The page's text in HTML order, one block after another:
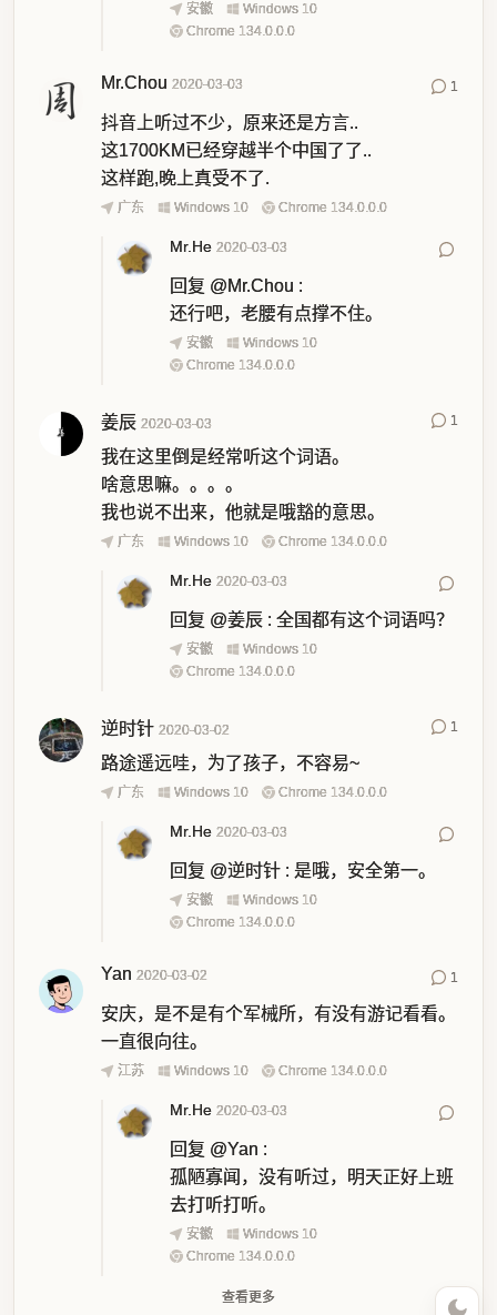
安徽
Windows 10
Chrome 134.0.0.0
Mr.Chou 2020-03-03 1
抖音上听过不少，原来还是方言..
这1700KM已经穿越半个中国了了..
这样跑,晚上真受不了.
广东 Windows 10 Chrome 134.0.0.0
Mr.He 2020-03-03
回复 @Mr.Chou :
还行吧，老腰有点撑不住。
安徽
Windows 10
Chrome 134.0.0.0
姜辰 2020-03-03 1
我在这里倒是经常听这个词语。
啥意思嘛。。。。
我也说不出来，他就是哦豁的意思。
广东 Windows 10 Chrome 134.0.0.0
Mr.He 2020-03-03
回复 @姜辰 : 全国都有这个词语吗？
安徽
Windows 10
Chrome 134.0.0.0
逆时针 2020-03-02 1
路途遥远哇，为了孩子，不容易~
广东 Windows 10 Chrome 134.0.0.0
Mr.He 2020-03-03
回复 @逆时针 : 是哦，安全第一。
安徽
Windows 10
Chrome 134.0.0.0
Yan 2020-03-02 1
安庆，是不是有个军械所，有没有游记看看。
一直很向往。
江苏 Windows 10 Chrome 134.0.0.0
Mr.He 2020-03-03
回复 @Yan :
孤陋寡闻，没有听过，明天正好上班
去打听打听。
安徽
Windows 10
Chrome 134.0.0.0
查看更多